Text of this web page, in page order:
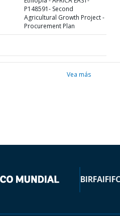
P148591- Second
Agricultural Growth Project -
Procurement Plan
Vea más
BIRFAIFIFC